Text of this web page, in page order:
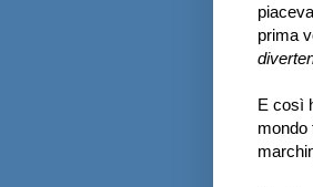
prima
E così
mondo